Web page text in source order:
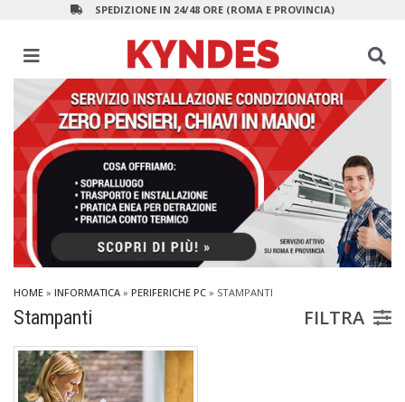
SPEDIZIONE IN 24/48 ORE (ROMA E PROVINCIA)
HOME » INFORMATICA » PERIFERICHE PC » STAMPANTI
Stampanti FILTRA